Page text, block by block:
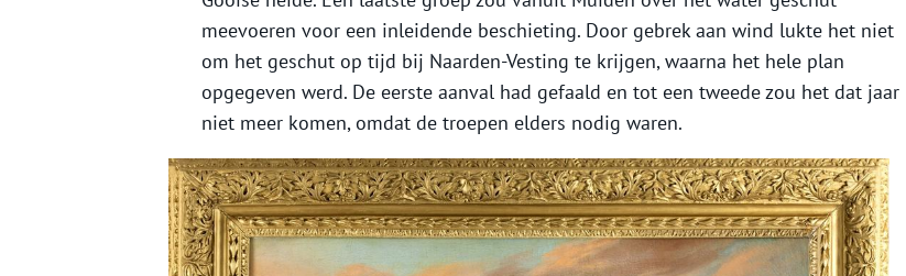
meevoeren voor een inleidende beschieting. Door gebrek aan wind lukte het niet
om het geschut op tijd bij Naarden-Vesting te krijgen, waarna het hele plan
opgegeven werd. De eerste aanval had gefaald en tot een tweede zou het dat jaar
niet meer komen, omdat de troepen elders nodig waren.